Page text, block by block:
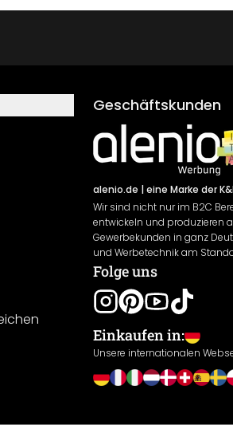
Geschäftskunden
alenio.de | eine Marke der
Wir sind nicht nur im B2C
entwickeln und produzieren
Gewerbekunden in ganz
und Werbetechnik am
Folge uns
Einkaufen in:
Unsere internationalen